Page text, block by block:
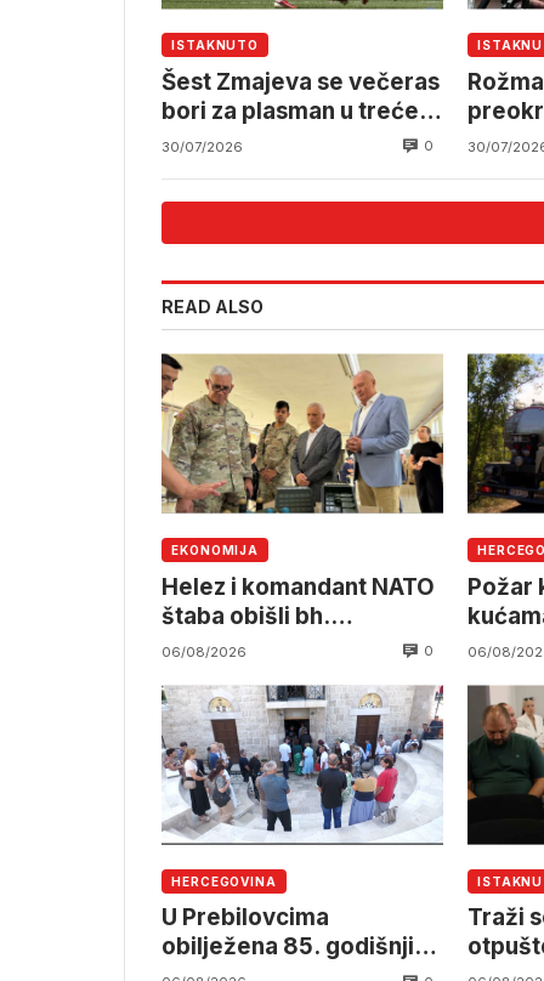
ISTAKNUTO
Šest Zmajeva se večeras
bori za plasman u treće
pretkolo
30/07/2026 0 30/07/
READ ALSO
EKONOMIJA
Helez i komandant NATO
štaba obišli bh.
namjensku industriju
06/08/2026 0
Požar
pruzi,
OSBiH
06/08/
HERCEGOVINA
U Prebilovcima
obilježena 85. godišnjica
Traži